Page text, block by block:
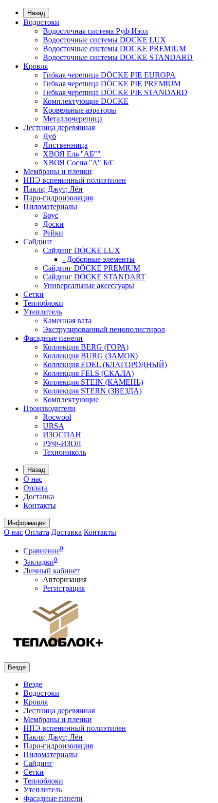
Назад
Водостоки
Водосточная система Руф-Изол
Водосточные системы DOCKE LUX
Водосточные системы DOCKE PREMIUM
Водосточные системы DOCKE STANDARD
Кровля
Гибкая черепица DÖCKE PIE EUROPA
Гибкая черепица DÖCKE PIE PREMIUM
Гибкая черепица DÖCKE PIE STANDARD
Комплектующие DOCKE
Кровельные аэраторы
Металлочерепица
Лестница деревянная
Дуб
Лиственница
ХВОЯ Ель ''AБ""
ХВОЯ Сосна ''A" Б/С
Мембраны и пленки
НПЭ вспенинный полиэтилен
Пакля; Джут; Лён
Паро-гидроизоляция
Пиломатериалы
Брус
Доски
Рейки
Сайдинг
Сайдинг DÖCKE LUX
- Доборные элементы
Сайдинг DÖCKE PREMIUM
Сайдинг DÖCKE STANDART
Универсальные аксессуары
Сетки
Теплоблоки
Утеплитель
Каменная вата
Экструзированный пенополистирол
Фасадные панели
Коллекция BERG (ГОРА)
Коллекция BURG (ЗАМОК)
Коллекция EDEL (БЛАГОРОДНЫЙ)
Коллекция FELS (СКАЛА)
Коллекция STEIN (КАМЕНЬ)
Коллекция STERN (ЗВЕЗДА)
Комплектующие
Производители
Rocwool
URSA
ИЗОСПАН
РУФ-ИЗОЛ
Технониколь
Назад
О нас
Оплата
Доставка
Контакты
Информация
О нас Оплата Доставка Контакты
Сравнение0
Закладки0
Личный кабинет
Авторизация
Регистрация
Везде
Везде
Водостоки
Кровля
Лестница деревянная
Мембраны и пленки
НПЭ вспенинный полиэтилен
Пакля; Джут; Лён
Паро-гидроизоляция
Пиломатериалы
Сайдинг
Сетки
Теплоблоки
Утеплитель
Фасадные панели